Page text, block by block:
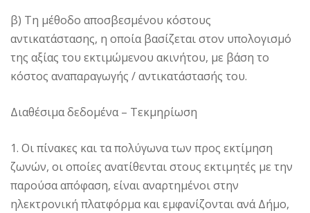
β) Τη μέθοδο αποσβεσμένου κόστους
αντικατάστασης, η οποία βασίζεται στον υπολογισμό
της αξίας του εκτιμώμενου ακινήτου, με βάση το
κόστος αναπαραγωγής / αντικατάστασής του.
Διαθέσιμα δεδομένα – Τεκμηρίωση
1. Οι πίνακες και τα πολύγωνα των προς εκτίμηση
ζωνών, οι οποίες ανατίθενται στους εκτιμητές με την
παρούσα απόφαση, είναι αναρτημένοι στην
ηλεκτρονική πλατφόρμα και εμφανίζονται ανά Δήμο,